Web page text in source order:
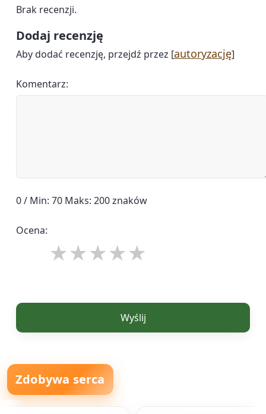
Brak recenzji.
Dodaj recenzję
Aby dodać recenzję, przejdź przez [autoryzację]
Komentarz:
0 / Min: 70 Maks: 200 znaków
Ocena:
Wyślij
Zdobywa serca